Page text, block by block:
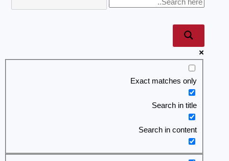
Exact matches only
Search in title
Search in content